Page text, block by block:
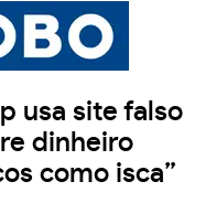
usa site falso
dinheiro
como isca”